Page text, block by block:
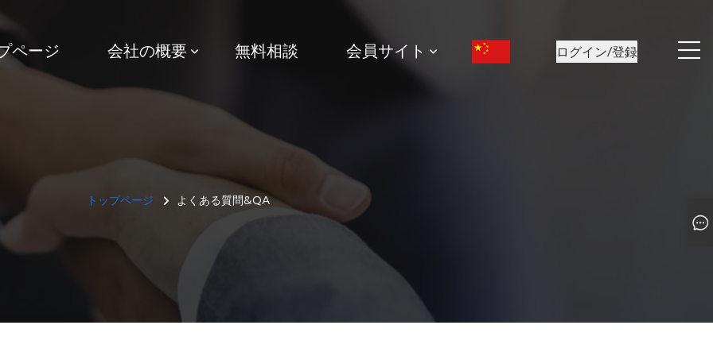
ページ 会社の概要 無料相談 会員サイト ログイン/登録
トップページ よくある質問&QA